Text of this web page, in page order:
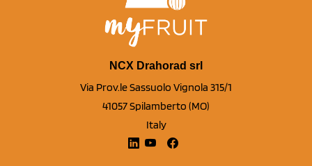
NCX Drahorad srl
Via Prov.le Sassuolo Vignola 315/1
41057 Spilamberto (MO)
Italy